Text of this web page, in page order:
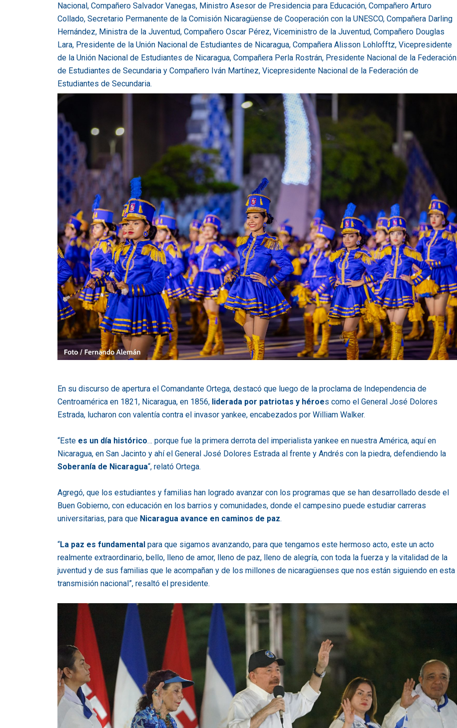
Nacional, Compañero Salvador Vanegas, Ministro Asesor de Presidencia para Educación, Compañero Arturo
Collado, Secretario Permanente de la Comisión Nicaragüense de Cooperación con la UNESCO, Compañera Darling
Hernández, Ministra de la Juventud, Compañero Oscar Pérez, Viceministro de la Juventud, Compañero Douglas
Lara, Presidente de la Unión Nacional de Estudiantes de Nicaragua, Compañera Alisson Lohlofftz, Vicepresidente
de la Unión Nacional de Estudiantes de Nicaragua, Compañera Perla Rostrán, Presidente Nacional de la Federación
de Estudiantes de Secundaria y Compañero Iván Martínez, Vicepresidente Nacional de la Federación de
Estudiantes de Secundaria.
En su discurso de apertura el Comandante Ortega, destacó que luego de la proclama de Independencia de
Centroamérica en 1821, Nicaragua, en 1856, liderada por patriotas y héroes como el General José Dolores
Estrada, lucharon con valentía contra el invasor yankee, encabezados por William Walker.
“Este es un día histórico… porque fue la primera derrota del imperialista yankee en nuestra América, aquí en
Nicaragua, en San Jacinto y ahí el General José Dolores Estrada al frente y Andrés con la piedra, defendiendo la
Soberanía de Nicaragua“, relató Ortega.
Agregó, que los estudiantes y familias han logrado avanzar con los programas que se han desarrollado desde el
Buen Gobierno, con educación en los barrios y comunidades, donde el campesino puede estudiar carreras
universitarias, para que Nicaragua avance en caminos de paz.
“La paz es fundamental para que sigamos avanzando, para que tengamos este hermoso acto, este un acto
realmente extraordinario, bello, lleno de amor, lleno de paz, lleno de alegría, con toda la fuerza y la vitalidad de la
juventud y de sus familias que le acompañan y de los millones de nicaragüenses que nos están siguiendo en esta
transmisión nacional”, resaltó el presidente.